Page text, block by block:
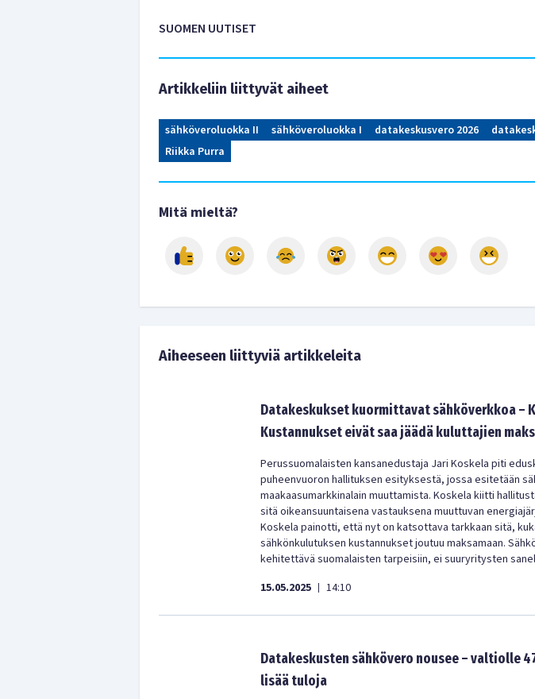
SUOMEN UUTISET
Artikkeliin liittyvät aiheet
sähköveroluokka II sähköveroluokka I datakeskusvero 2026
Riikka Purra
Mitä mieltä?
Aiheeseen liittyviä artikkeleita
Datakeskukset kuormittavat sähköverkkoa –
Kustannukset eivät saa jäädä kuluttajien
Perussuomalaisten kansanedustaja Jari Koskela piti
puheenvuoron hallituksen esityksestä, jossa esitetään
maakaasumarkkinalain muuttamista. Koskela kiitti
sitä oikeansuuntaisena vastauksena muuttuvan
Koskela painotti, että nyt on katsottava tarkkaan sitä,
sähkönkulutuksen kustannukset joutuu maksamaan.
kehitettävä suomalaisten tarpeisiin, ei suuryritysten
15.05.2025 | 14:10
Datakeskusten sähkövero nousee – valtiolle
lisää tuloja